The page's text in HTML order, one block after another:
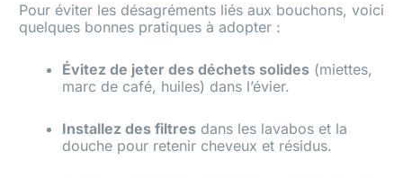
Pour éviter les désagréments liés aux bouchons, voici
quelques bonnes pratiques à adopter :
Évitez de jeter des déchets solides (miettes,
marc de café, huiles) dans l’évier.
Installez des filtres dans les lavabos et la
douche pour retenir cheveux et résidus.